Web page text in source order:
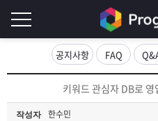
그
인
로
인
공지사항 FAQ
키워드 관심자 DB로
작성자 한수민